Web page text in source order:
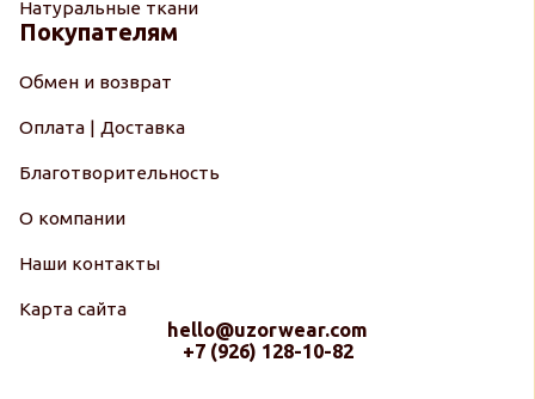
Натуральные ткани
Покупателям
Обмен и возврат
Оплата | Доставка
Благотворительность
О компании
Наши контакты
Карта сайта
hello@uzorwear.com
+7 (926) 128-10-82